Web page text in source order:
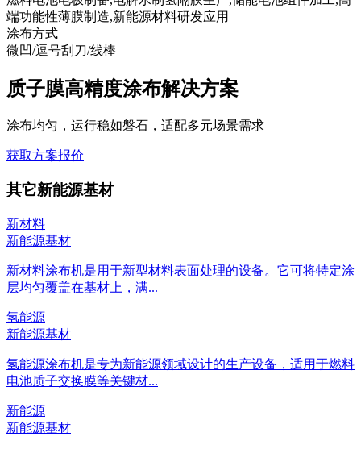
端功能性薄膜制造,新能源材料研发应用
涂布方式
微凹/逗号刮刀/线棒
质子膜高精度涂布解决方案
涂布均匀，运行稳如磐石，适配多元场景需求
获取方案报价
其它新能源基材
新材料
新能源基材
新材料涂布机是用于新型材料表面处理的设备。它可将特定涂
层均匀覆盖在基材上，满...
氢能源
新能源基材
氢能源涂布机是专为新能源领域设计的生产设备，适用于燃料
电池质子交换膜等关键材...
新能源
新能源基材